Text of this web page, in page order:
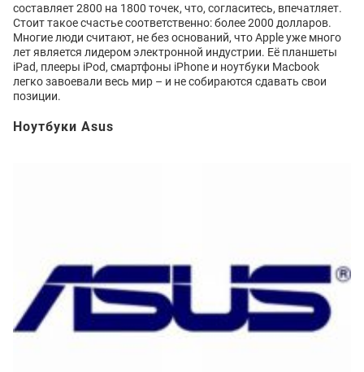
составляет 2800 на 1800 точек, что, согласитесь, впечатляет.
Стоит такое счастье соответственно: более 2000 долларов.
Многие люди считают, не без оснований, что Apple уже много
лет является лидером электронной индустрии. Её планшеты
iPad, плееры iPod, смартфоны iPhone и ноутбуки Macbook
легко завоевали весь мир – и не собираются сдавать свои
позиции.
Ноутбуки Asus